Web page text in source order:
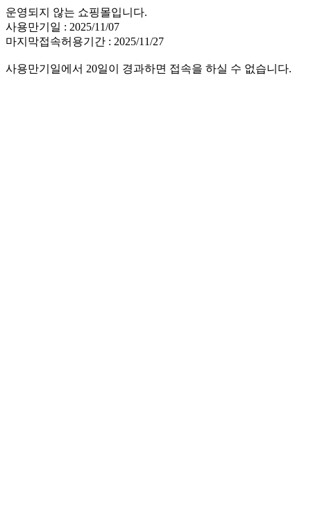
운영되지 않는 쇼핑몰입니다.
사용만기일 : 2025/11/07
마지막접속허용기간 : 2025/11/27
사용만기일에서 20일이 경과하면 접속을 하실 수 없습니다.